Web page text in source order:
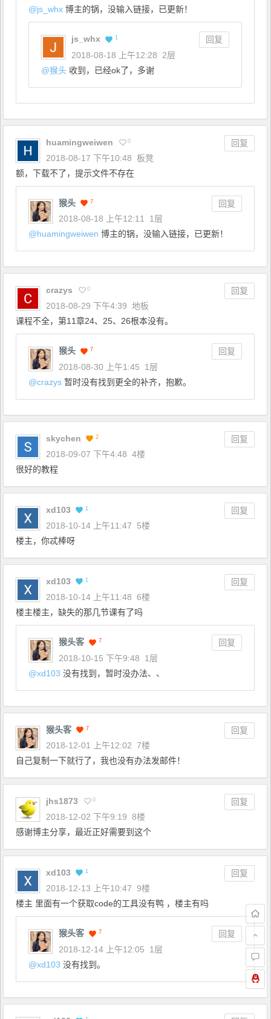
@js_whx 博主的锅，没输入链接，已更新！
js_whx 1
回复
2018-08-18 上午12:28
2层
@猴头 收到，已经ok了，多谢
huamingweiwen 0
回复
2018-08-17 下午10:48 板凳
额，下载不了，提示文件不存在
猴头 7
回复
2018-08-18 上午12:11
1层
@huamingweiwen 博主的锅，没输入链接，已更新！
crazys 0
回复
2018-08-29 下午4:39 地板
课程不全，第11章24、25、26根本没有。
猴头 7
回复
2018-08-30 上午1:45
1层
@crazys 暂时没有找到更全的补齐，抱歉。
skychen 2
回复
2018-09-07 下午4:48 4楼
很好的教程
xd103 1
回复
2018-10-14 上午11:47
5楼
楼主，你忒棒呀
xd103 1
回复
2018-10-14 上午11:48 6楼
楼主楼主，缺失的那几节课有了吗
猴头客 7
回复
2018-10-15 下午9:48
1层
@xd103 没有找到，暂时没办法、、
猴头客 7
回复
2018-12-01 上午12:02 7楼
自己复制一下就行了，我也没有办法发邮件！
jhs1873 0
回复
2018-12-02 下午9:19 8楼
感谢博主分享，最近正好需要到这个
xd103 1
回复
2018-12-13 上午10:47 9楼
楼主 里面有一个获取code的工具没有鸭 ，楼主有吗
猴头客 7
回复
2018-12-14 上午12:05
1层
@xd103 没有找到。